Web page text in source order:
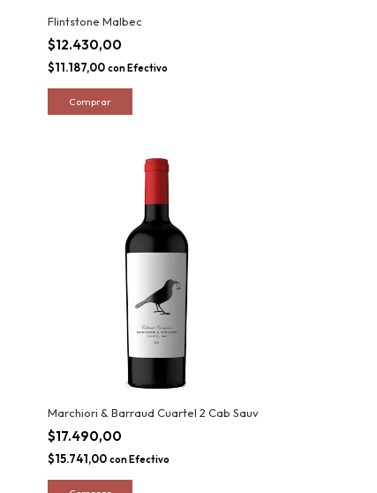
Flintstone Malbec
$12.430,00
$11.187,00 con Efectivo
Marchiori & Barraud Cuartel 2 Cab Sauv
$17.490,00
$15.741,00 conEfectivo